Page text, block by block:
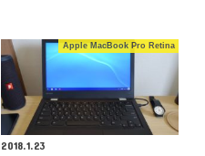
Apple MacBook Pro Retina
2018.1.23